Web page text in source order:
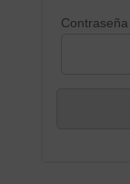
Contraseña